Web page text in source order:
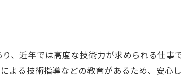
、近年では高度な技術力が求められる仕事
よる技術指導などの教育があるため、安心